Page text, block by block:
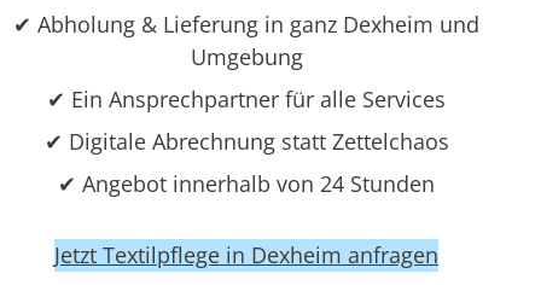
✔ Abholung & Lieferung in ganz Dexheim und
Umgebung
✔ Ein Ansprechpartner für alle Services
✔ Digitale Abrechnung statt Zettelchaos
✔ Angebot innerhalb von 24 Stunden
Jetzt Textilpflege in Dexheim anfragen